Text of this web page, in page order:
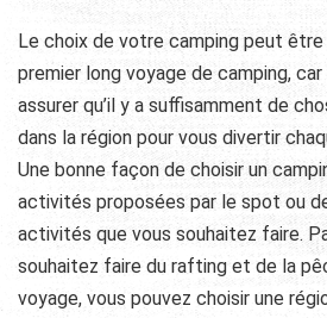
Le choix de votre camping peut
premier long voyage de camping,
assurer qu’il y a suffisamment de
dans la région pour vous divertir
Une bonne façon de choisir un
activités proposées par le spot ou
activités que vous souhaitez faire.
souhaitez faire du rafting et de la
voyage, vous pouvez choisir une